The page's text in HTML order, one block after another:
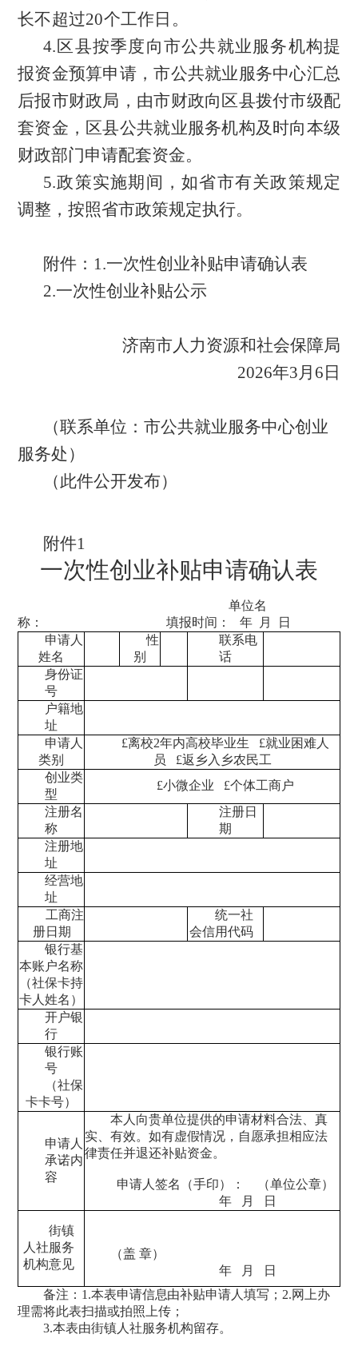
长不超过20个工作日。
4.区县按季度向市公共就业服务机构提
报资金预算申请，市公共就业服务中心汇总
后报市财政局，由市财政向区县拨付市级配
套资金，区县公共就业服务机构及时向本级
财政部门申请配套资金。
5.政策实施期间，如省市有关政策规定
调整，按照省市政策规定执行。
附件： 1.一次性创业补贴申请确认表
2.一次性创业补贴公示
济南市人力资源和社会保障局
2026年3月6日
（联系单位：市公共就业服务中心创业
服务处）
（此件公开发布）
附件1
一次性创业补贴申请确认表
单位名
称 ： 填报时间： 年 月
日
申请人
姓名
性
别
联系电
话
身份证
号
户籍地
址
申请人
类别
£离校2年内高校毕业生 £就业困难人
员
£返乡入乡农民工
创业类
型
£小微企业 £个体工商户
注册名
称
注册日
期
注册地
址
经营地
址
工商注
册日期
统一社
会信用代码
银行基
本账户名称
（社保卡持
卡人姓名）
开户银
行
银行账
号
（社保
卡卡号）
申请人
承诺内
容
本人向贵单位提供的申请材料合法、真
实、有效。如有虚假情况，自愿承担相应法
律责任并退还补贴资金。
申请人签名（手印）：
（单位公章）
年
月 日
街镇
人社服务
机构意见
（盖 章）
年
月
日
备注： 1.本表申请信息由补贴申请人填写； 2.网上办
理需将此表扫描或拍照上传；
3.本表由街镇人社服务机构留存。